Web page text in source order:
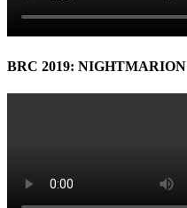
BRC 2019: NIGHTMARION